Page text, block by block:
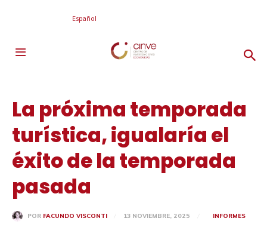
Español
La próxima temporada
turística, igualaría el
éxito de la temporada
pasada
POR FACUNDO VISCONTI 13 NOVIEMBRE, 2025 INFORMES